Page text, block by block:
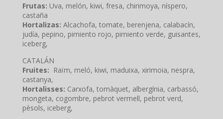
Frutas: Uva, melón, kiwi, fresa, chirimoya, níspero,
castaña
Hortalizas: Alcachofa, tomate, berenjena, calabacín,
judía, pepino, pimiento rojo, pimiento verde, guisantes,
iceberg,
CATALÁN
Fruites: Raïm, meló, kiwi, maduixa, xirimoia, nespra,
castanya,
Hortalisses: Carxofa, tomàquet, albergínia, carbassó,
mongeta, cogombre, pebrot vermell, pebrot verd,
pèsols, iceberg,